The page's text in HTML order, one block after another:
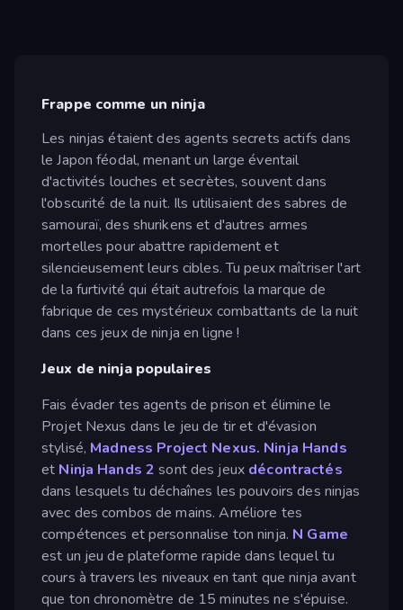
Frappe comme un ninja
Les ninjas étaient des agents secrets actifs dans
le Japon féodal, menant un large éventail
d'activités louches et secrètes, souvent dans
l'obscurité de la nuit. Ils utilisaient des sabres de
samouraï, des shurikens et d'autres armes
mortelles pour abattre rapidement et
silencieusement leurs cibles. Tu peux maîtriser l'art
de la furtivité qui était autrefois la marque de
fabrique de ces mystérieux combattants de la nuit
dans ces jeux de ninja en ligne !
Jeux de ninja populaires
Fais évader tes agents de prison et élimine le
Projet Nexus dans le jeu de tir et d'évasion
stylisé, Madness Project Nexus. Ninja Hands
et Ninja Hands 2 sont des jeux décontractés
dans lesquels tu déchaînes les pouvoirs des ninjas
avec des combos de mains. Améliore tes
compétences et personnalise ton ninja. N Game
est un jeu de plateforme rapide dans lequel tu
cours à travers les niveaux en tant que ninja avant
que ton chronomètre de 15 minutes ne s'épuise.